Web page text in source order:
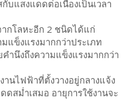
บแสงแดดต่อเนื่องเป็นเวลา
กโลหะอีก 2 ชนิดได้แก่
แข็งแรงมากกว่าประเภท
ำนึงถึงความแข็งแรงมากกว่า
านไฟฟ้าที่ตั้งวางอยู่กลางแจ้ง
สม่ำเสมอ อายุการใช้งานจะ